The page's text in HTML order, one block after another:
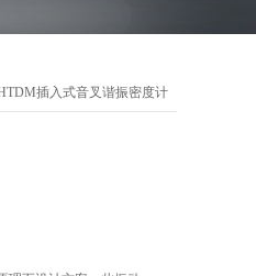
插入式音叉谐振密度计